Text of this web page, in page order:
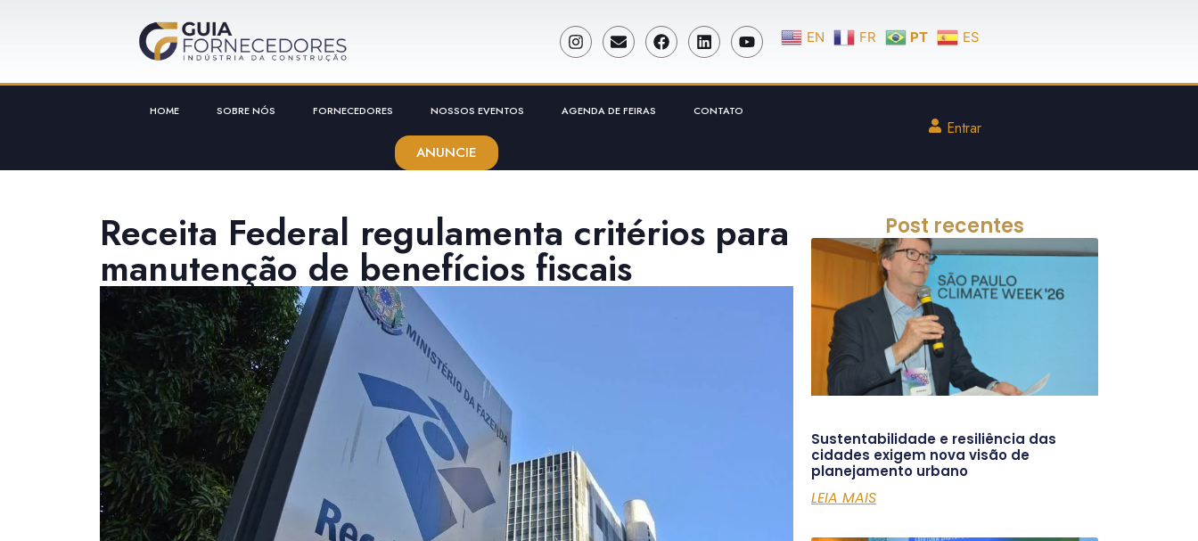
EN FR PT ES
HOME SOBRE NÓS FORNECEDORES NOSSOS EVENTOS AGENDA DE FEIRAS CONTATO
ANUNCIE
Entrar
Receita Federal regulamenta critérios para
manutenção de benefícios fiscais
Post recentes
Sustentabilidade e resiliência das
cidades exigem nova visão de
planejamento urbano
LEIA MAIS